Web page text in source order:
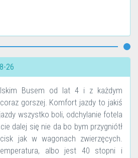
26
Busem od lat 4 i z każdym
gorszej. Komfort jazdy to jakiś
wszystko boli, odchylanie fotela
dalej się nie da bo bym przygniótł
jak w wagonach zwierzęcych.
albo jest 40 stopni i